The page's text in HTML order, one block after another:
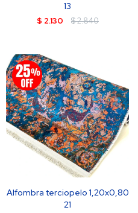
13
$ 2.130 $2.840
Alfombra terciopelo 1,20x0,80
21